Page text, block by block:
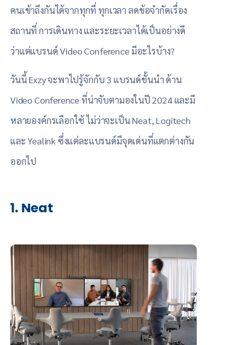
คนเข้าถึงกันได้จากทุกที่ ทุกเวลา ลดข้อจำกัดเรื่อง
สถานที่ การเดินทาง และระยะเวลาได้เป็นอย่างดี
ว่าแต่แบรนด์ Video Conference มีอะไรบ้าง?
วันนี้ Exzy จะพาไปรู้จักกับ 3 แบรนด์ชั้นนำ ด้าน
Video Conference ที่น่าจับตามองในปี 2024 และมี
หลายองค์กรเลือกใช้ ไม่ว่าจะเป็น Neat, Logitech
และ Yealink ซึ่งแต่ละแบรนด์มีจุดเด่นที่แตกต่างกัน
ออกไป
1. Neat